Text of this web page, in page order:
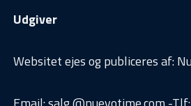
Udgiver
Websitet ejes og publiceres af: